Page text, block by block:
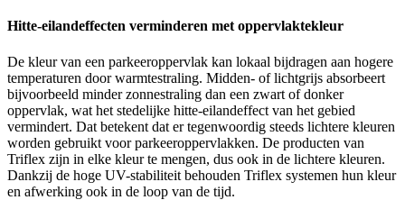
Hitte-eilandeffecten verminderen met oppervlaktekleur
De kleur van een parkeeroppervlak kan lokaal bijdragen aan hogere
temperaturen door warmtestraling. Midden- of lichtgrijs absorbeert
bijvoorbeeld minder zonnestraling dan een zwart of donker
oppervlak, wat het stedelijke hitte-eilandeffect van het gebied
vermindert. Dat betekent dat er tegenwoordig steeds lichtere kleuren
worden gebruikt voor parkeeroppervlakken. De producten van
Triflex zijn in elke kleur te mengen, dus ook in de lichtere kleuren.
Dankzij de hoge UV-stabiliteit behouden Triflex systemen hun kleur
en afwerking ook in de loop van de tijd.